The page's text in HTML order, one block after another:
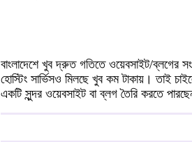
বাংলাদেশে খুব দ্রুত গতিতে ওয়েবসাইট/ব্লগের
হোস্টিং সার্ভিসও মিলছে খুব কম টাকায়। তাই
একটি সুন্দর ওয়েবসাইট বা ব্লগ তৈরি করতে